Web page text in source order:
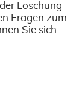
Löschung
Fragen zum
Sie sich